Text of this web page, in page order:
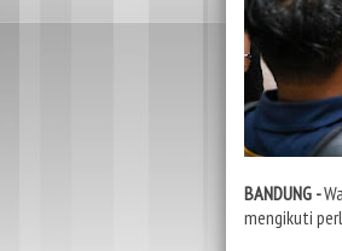
BANDUNG -
mengikuti